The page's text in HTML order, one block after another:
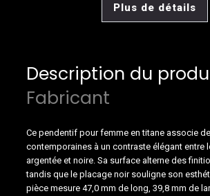
Plus de détails
Description du
Fabricant
Ce pendentif pour femme en titane associe
contemporaines à un contraste élégant entre
argentée et noire. Sa surface alterne des
tandis que le placage noir souligne son
pièce mesure 47,0 mm de long, 39,8 mm de